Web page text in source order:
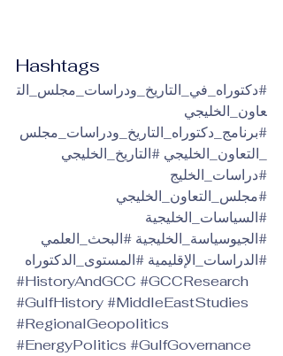
Hashtags
#دكتوراه_في_التاريخ_ودراسات_مجلس_الت
عاون_الخليجي
#برنامج_دكتوراه_التاريخ_ودراسات_مجلس
_التعاون_الخليجي #التاريخ_الخليجي
#دراسات_الخليج
#مجلس_التعاون_الخليجي
#السياسات_الخليجية
#الجيوسياسة_الخليجية #البحث_العلمي
#الدراسات_الإقليمية #المستوى_الدكتوراه
#HistoryAndGCC #GCCResearch
#GulfHistory#MiddleEastStudies
#RegionalGeopolitics
#EnergyPolitics #GulfGovernance